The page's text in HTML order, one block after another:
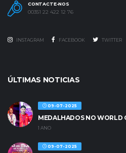
CONTACTE-NOS
00351 22 422 12 76
INSTAGRAM FACEBOOK TWITTER
ÚLTIMAS NOTICIAS
09-07-2025
MEDALHADOS NO WORLD
1 ANO
09-07-2025